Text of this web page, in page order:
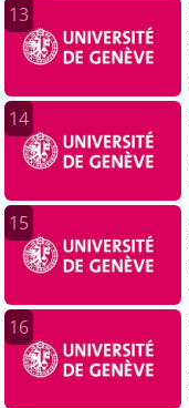
13
14
15
16